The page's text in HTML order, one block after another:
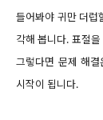
들어봐야 귀만 더럽
각해 봅니다. 표절
그렇다면 문제 해
시작이 됩니다.